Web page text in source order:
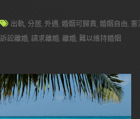
出軌, 分居,外遇,婚姻可歸責,婚姻自由, 憲
訴訟離婚,請求離婚,離婚,難以維持婚姻